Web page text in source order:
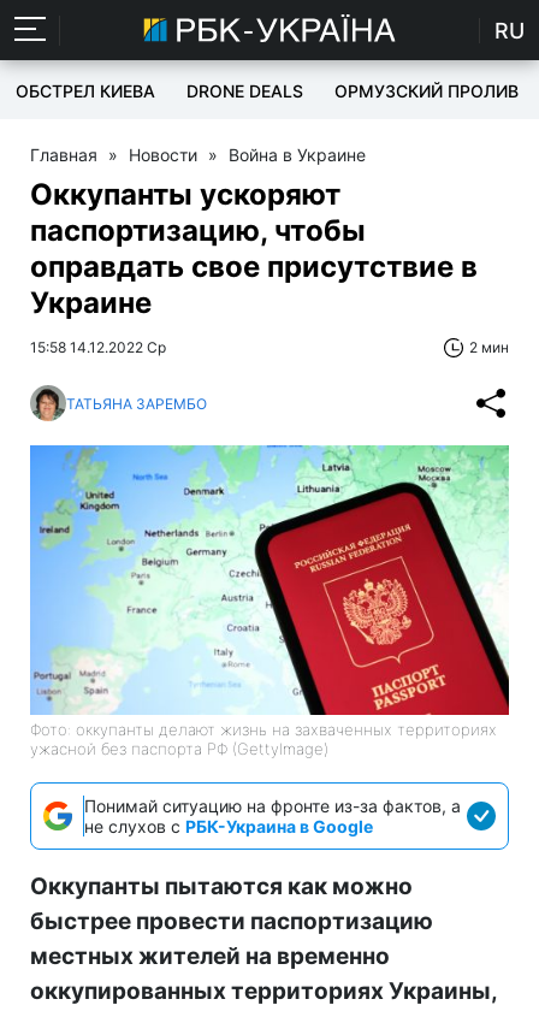
RU
ОБСТРЕЛ КИЕВА DRONE DEALS ОРМУЗСКИЙ ПРОЛИВ
Главная » Новости » Война в Украине
Оккупанты ускоряют
паспортизацию, чтобы
оправдать свое присутствие в
Украине
15:58 14.12.2022 Ср 2 мин
ТАТЬЯНА ЗАРЕМБО
Фото: оккупанты делают жизнь на захваченных территориях
ужасной без паспорта РФ (GettyImage)
Понимай ситуацию на фронте из-за фактов, а
не слухов с РБК-Украина в Google
Оккупанты пытаются как можно
быстрее провести паспортизацию
местных жителей на временно
оккупированных территориях Украины,